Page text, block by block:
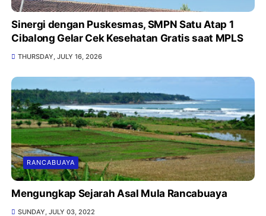
Sinergi dengan Puskesmas, SMPN Satu Atap 1
Cibalong Gelar Cek Kesehatan Gratis saat MPLS
THURSDAY, JULY 16, 2026
RANCABUAYA
Mengungkap Sejarah Asal Mula Rancabuaya
SUNDAY, JULY 03, 2022